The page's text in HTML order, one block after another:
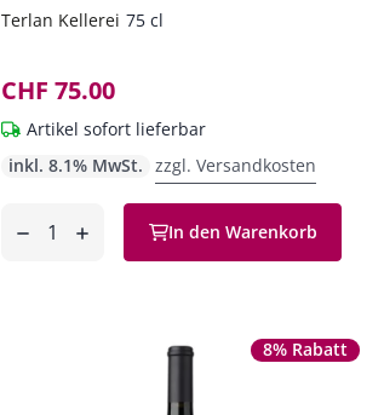
Terlan Kellerei 75 cl
CHF 75.00
Artikel sofort lieferbar
inkl. 8.1% MwSt. zzgl. Versandkosten
In den Warenkorb
8% Rabatt